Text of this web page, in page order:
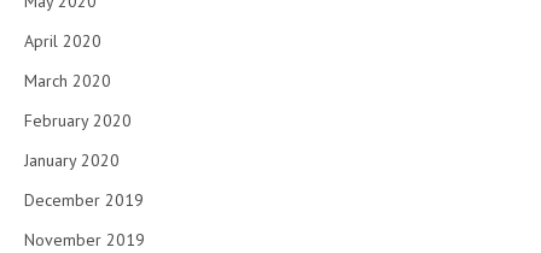
April 2020
March 2020
February 2020
January 2020
December 2019
November 2019